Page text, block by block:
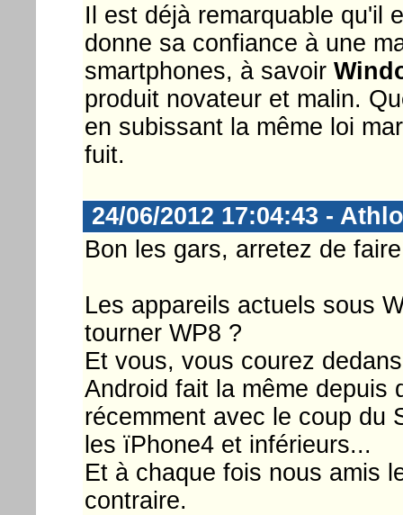
Il est déjà remarquable qu'il
donne sa confiance à une
smartphones, à savoir
produit novateur et malin.
en subissant la même loi
fuit.
24/06/2012 17:04:43 -
Bon les gars, arretez de
Les appareils actuels sous
tourner WP8 ?
Et vous, vous courez
Android fait la même depuis
récemment avec le coup du
les ïPhone4 et inférieurs...
Et à chaque fois nous amis
contraire.